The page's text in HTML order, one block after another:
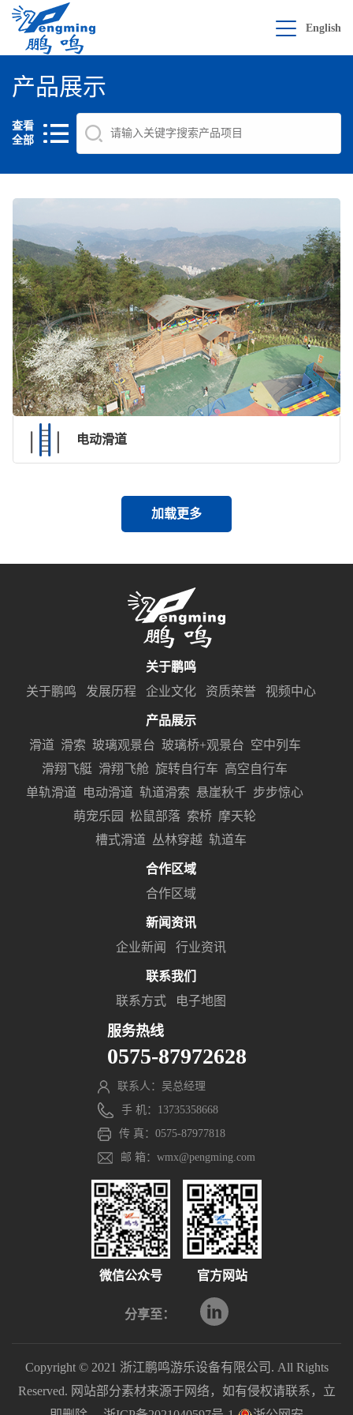
English
产品展示
查看
全部
电动滑道
加载更多
关于鹏鸣
关于鹏鸣
发展历程 企业文化 资质荣誉 视频中心
产品展示
滑道 滑索 玻璃观景台 玻璃桥+观景台 空中列车
滑翔飞艇 滑翔飞舱 旋转自行车 高空自行车
单轨滑道
电动滑道 轨道滑索 悬崖秋千 步步惊心
萌宠乐园
松鼠部落 索桥 摩天轮
槽式滑道 丛林穿越 轨道车
合作区域
合作区域
新闻资讯
企业新闻
行业资讯
联系我们
联系方式
电子地图
服务热线
0575-87972628
联系人：吴总经理
手 机：13735358668
传 真：0575-87977818
邮 箱：wmx@pengming.com
微信公众号 官方网站
分享至：
Copyright © 2021 浙江鹏鸣游乐设备有限公司. All Rights
Reserved. 网站部分素材来源于网络，如有侵权请联系，立